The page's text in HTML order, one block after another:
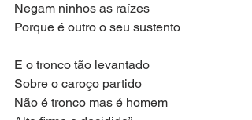
Negam ninhos as raízes
Porque é outro o seu sustento
E o tronco tão levantado
Sobre o caroço partido
Não é tronco mas é homem